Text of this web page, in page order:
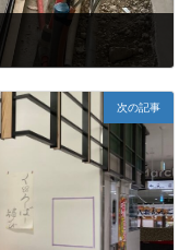
次の記事